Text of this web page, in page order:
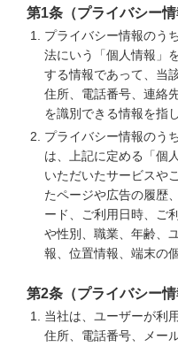
第1条（プライバシー情
プライバシー情報のう
法にいう「個人情報」
する情報であって、当
住所、電話番号、連絡
を識別できる情報を指
プライバシー情報のう
は、上記に定める「個
いただいたサービスや
たページや広告の履歴
ード、ご利用日時、ご
や性別、職業、年齢、
報、位置情報、端末の
第2条（プライバシー情
当社は、ユーザーが利
住所、電話番号、メー